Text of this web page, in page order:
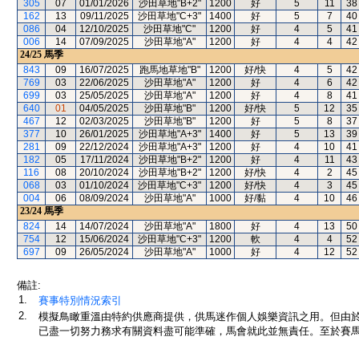
305
07 01/01/2026 沙田草地"B+2" 1200 好 5 11
38
162
13 09/11/2025 沙田草地"C+3" 1400 好 5 7
40
086
04 12/10/2025 沙田草地"C" 1200 好 4 5
41
006
14 07/09/2025 沙田草地"A" 1200 好 4 4
42
24/25 馬季
843
09 16/07/2025 跑馬地草地"B" 1200 好/快 4 5
42
769
03 22/06/2025 沙田草地"A" 1200 好 4 6
42
699
03 25/05/2025 沙田草地"A" 1200 好 4 8
41
640
01 04/05/2025 沙田草地"B" 1200 好/快 5 12
35
467
12 02/03/2025 沙田草地"B" 1200 好 5 8
37
377
10 26/01/2025 沙田草地"A+3" 1400 好 5 13
39
281
09 22/12/2024 沙田草地"A+3" 1200 好 4 10
41
182
05 17/11/2024 沙田草地"B+2" 1200 好 4 11
43
116
08 20/10/2024 沙田草地"B+2" 1200 好/快 4 2
45
068
03 01/10/2024 沙田草地"C+3" 1200 好/快 4 3
45
004
06 08/09/2024 沙田草地"A" 1000 好/黏 4 10
46
23/24 馬季
824
14 14/07/2024 沙田草地"A" 1800 好 4 13
50
754
12 15/06/2024 沙田草地"C+3" 1200 軟 4 4
52
697
09 26/05/2024 沙田草地"A" 1000 好 4 12 52
備註:
1.
賽事特別情況索引
2.
模擬鳥瞰重溫由特約供應商提供，供馬迷作個人娛樂資訊之用。但
已盡一切努力務求有關資料盡可能準確，馬會就此並無責任。至於賽